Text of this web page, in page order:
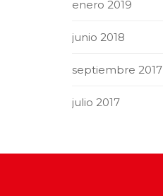
enero 2019
junio 2018
septiembre 2017
julio 2017